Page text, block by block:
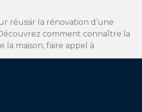
réussir la rénovation d’une
comment connaître la
la maison, faire appel à